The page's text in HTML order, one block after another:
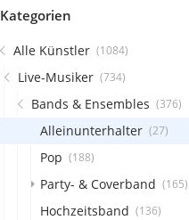
Kategorien
Alle Künstler (1084)
Live-Musiker (734)
Bands & Ensembles (376)
Alleinunterhalter (27)
Pop (188)
Party- & Coverband (165)
Hochzeitsband (136)